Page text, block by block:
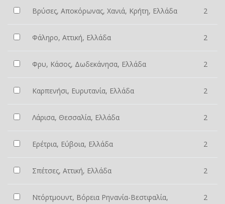
Βρύσες, Αποκόρωνας, Χανιά, Κρήτη, Ελλάδα 2
Φάληρο, Αττική, Ελλάδα 2
Φρυ, Κάσος, Δωδεκάνησα, Ελλάδα 2
Καρπενήσι, Ευρυτανία, Ελλάδα 2
Λάρισα, Θεσσαλία, Ελλάδα 2
Ερέτρια, Εύβοια, Ελλάδα 2
Σπέτσες, Αττική, Ελλάδα 2
Ντόρτμουντ, Βόρεια Ρηνανία-Βεστφαλία,
2